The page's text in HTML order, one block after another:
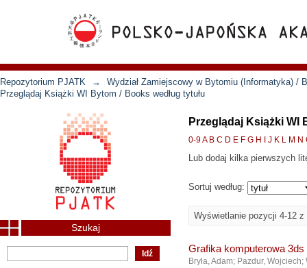
Repozytorium PJATK →
Wydział Zamiejscowy w Bytomiu (Informatyka) /
Przeglądaj Książki WI Bytom / Books według tytułu
Przeglądaj Książki WI
0-9A B C D E F G H J K L M N
Lub dodaj kilka pierwszych
Sortuj według:
Wyświetlanie pozycji 4-12 z
Grafika komputerowa 3ds
Bryła, Adam; Pazdur, Wojciech;
Szukaj